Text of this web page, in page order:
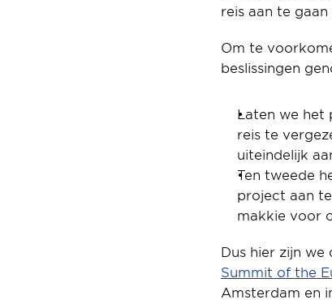
reis aan te gaan
Om te
beslissingen
Laten we het
reis te
uiteindelijk
Ten tweede
project aan
makkie voor
Summit of the
Amsterdam en